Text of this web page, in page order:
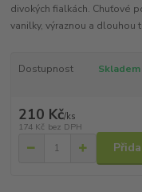
divokých fialkách. Chuťové
vanilky, výraznou a dlouhou
Dostupnost Skladem
210 Kč/ks
174 Kč bez DPH